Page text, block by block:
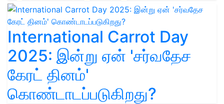
International Carrot Day
2025: இன்று ஏன் 'சர்வதேச
கேரட் தினம்'
கொண்டாடப்படுகிறது?